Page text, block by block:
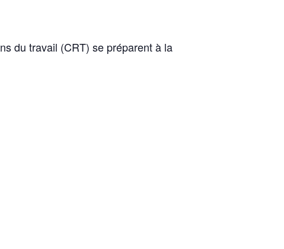
du travail (CRT) se préparent à la